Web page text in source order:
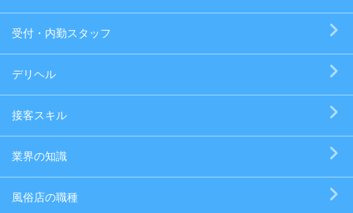
受付・内勤スタッフ
デリヘル
接客スキル
業界の知識
風俗店の職種